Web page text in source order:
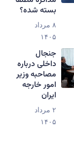
بسته شده؟
۸ مرداد
۱۴۰۵
جنجال
داخلی درباره
مصاحبه وزیر
امور خارجه
ایران
۲ مرداد
۱۴۰۵